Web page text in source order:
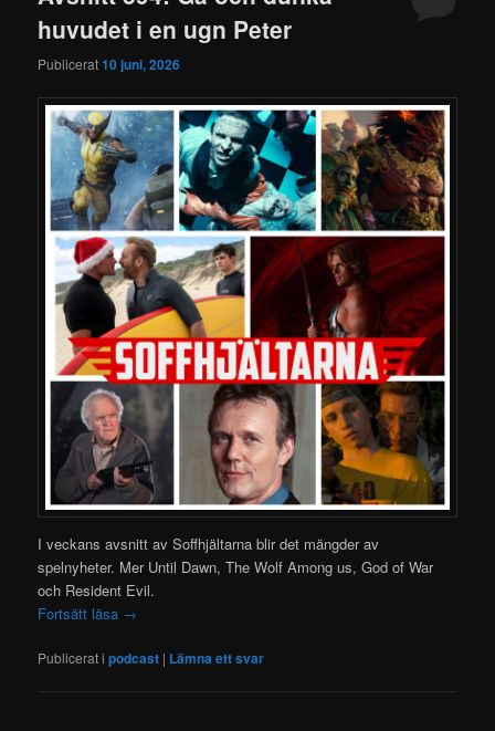
huvudet i en ugn Peter
Publicerat10 juni, 2026
I veckans avsnitt av Soffhjältarna blir det mängder av
spelnyheter. Mer Until Dawn, The Wolf Among us, God of War
och Resident Evil.
Fortsätt läsa →
Publicerat i podcast | Lämna ett svar